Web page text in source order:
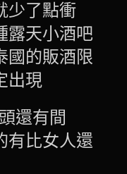
少了點衝
露天小酒吧
國的販酒限
出現
還有間
有比女人還